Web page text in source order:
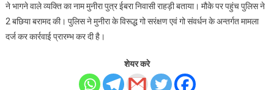
ने भागने वाले व्यक्ति का नाम मुनीरा पुत्र ईबरा निवासी राहड़ी बताया। मौके पर पहुंच पुलिस ने
2 बछिया बरामद की। पुलिस ने मुनीरा के विरूद्ध गो सरंक्षण एवं गो संवर्धन के अन्तर्गत मामला
दर्ज कर कार्रवाई प्रारम्भ कर दी है।
शेयर करे